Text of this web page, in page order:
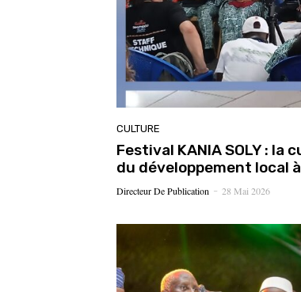
CULTURE
Festival KANIA SOLY : la
du développement local
Directeur De Publication - 28 Mai 2026